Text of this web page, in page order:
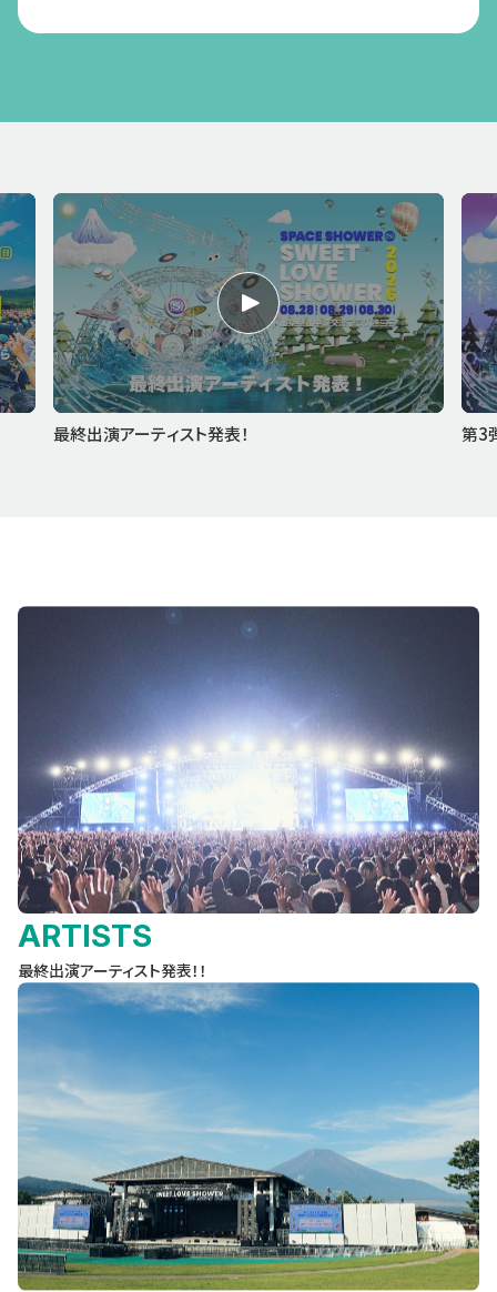
最終出演アーティスト発表！ 第3
ARTISTS
最終出演アーティスト発表！！